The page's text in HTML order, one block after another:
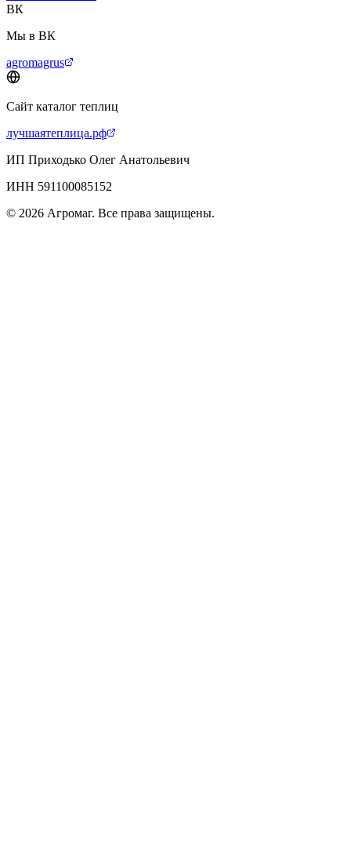
ВК
Мы в ВК
agromagrus
Сайт каталог теплиц
лучшаятеплица.рф
ИП Приходько Олег Анатольевич
ИНН 591100085152
© 2026 Агромаг. Все права защищены.